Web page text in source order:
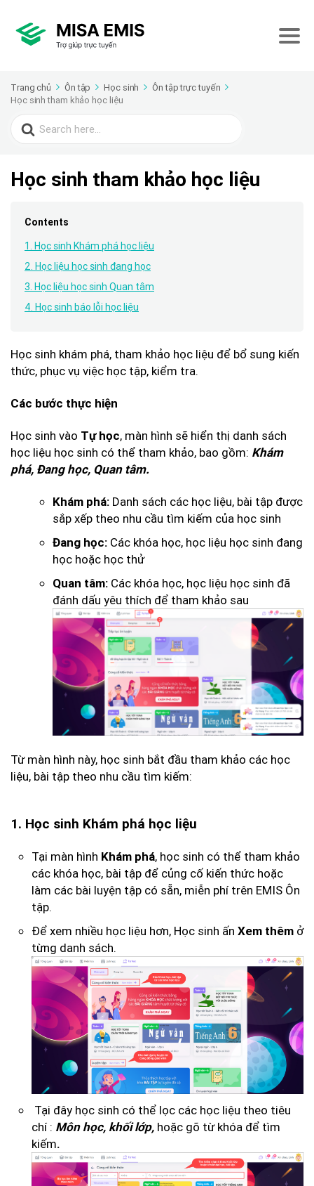
Trang chủ Ôn tập Học sinh
Ôn tập trực tuyến
Học sinh tham khảo học liệu
Search
for:
Học sinh tham khảo học liệu
Contents
1. Học sinh Khám phá học liệu
2. Học liệu học sinh đang học
3. Học liệu học sinh Quan tâm
4. Học sinh báo lỗi học liệu
Học sinh khám phá, tham khảo học liệu để bổ sung kiến
thức, phục vụ việc học tập, kiểm tra.
Các bước thực hiện
Học sinh vào Tự học, màn hình sẽ hiển thị danh sách
học liệu học sinh có thể tham khảo, bao gồm: Khám
phá, Đang học, Quan tâm.
Khám phá: Danh sách các học liệu, bài tập được
sắp xếp theo nhu cầu tìm kiếm của học sinh
Đang học: Các khóa học, học liệu học sinh đang
học hoặc học thử
Quan tâm: Các khóa học, học liệu học sinh đã
đánh dấu yêu thích để tham khảo sau
Từ màn hình này, học sinh bắt đầu tham khảo các học
liệu, bài tập theo nhu cầu tìm kiếm:
1. Học sinh Khám phá học liệu
Tại màn hình Khám phá, học sinh có thể tham khảo
các khóa học, bài tập để củng cố kiến thức hoặc
làm các bài luyện tập có sẵn, miễn phí trên EMIS Ôn
tập.
Để xem nhiều học liệu hơn, Học sinh ấn Xem thêm ở
từng danh sách.
Tại đây học sinh có thể lọc các học liệu theo tiêu
chí : Môn học, khối lớp, hoặc gõ từ khóa để tìm
kiếm.